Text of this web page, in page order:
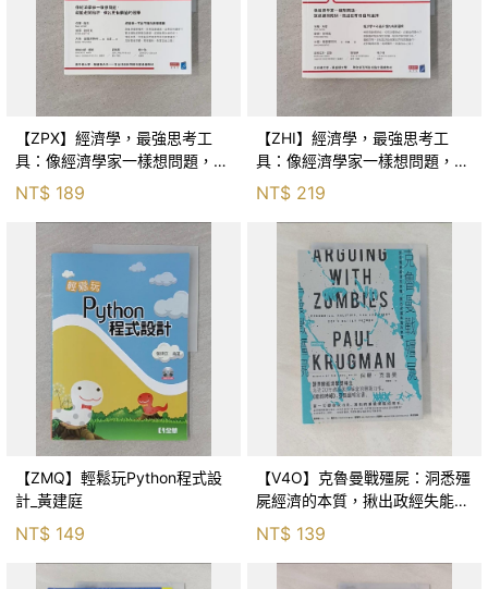
【ZPX】經濟學，最強思考工
具：像經濟學家一樣想問題，就
能避開陷阱，做出更有價值的選
擇_保羅‧海恩, 彼得‧勃特克, 大
衛‧普雷契特科
NT$ 189
【ZHI】經濟學，最強思考工
具：像經濟學家一樣想問題，就
能避開陷阱，做出更有價值的選
擇_保羅‧海恩, 彼得‧勃特克, 大
衛‧普雷契特科
NT$ 219
【ZMQ】輕鬆玩Python程式設
計_黃建庭
NT$ 149
【V4O】克魯曼戰殭屍：洞悉殭
屍經濟的本質，揪出政經失能的
本源_保羅．克魯曼, 吳國卿
NT$ 139